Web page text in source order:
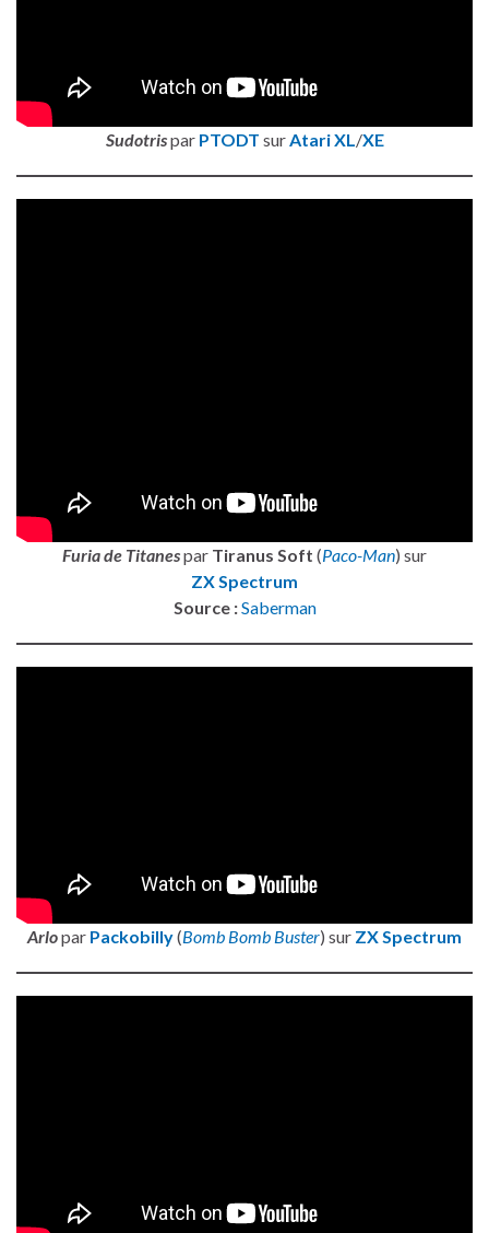
Sudotrispar PTODT surAtari XL/XE
Furia de Titanespar Tiranus Soft (Paco-Man) sur
ZX Spectrum
Source :Saberman
Arlopar Packobilly(Bomb Bomb Buster) sur ZX Spectrum